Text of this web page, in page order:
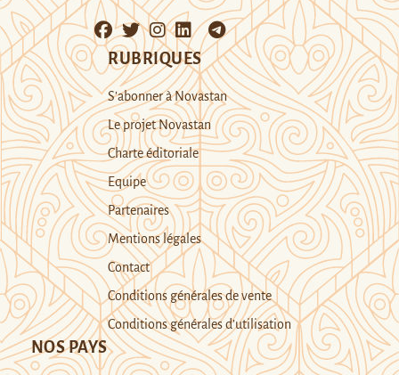
RUBRIQUES
S’abonner à Novastan
Le projet Novastan
Charte éditoriale
Equipe
Partenaires
Mentions légales
Contact
Conditions générales de vente
Conditions générales d’utilisation
NOS PAYS